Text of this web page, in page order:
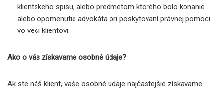
klientskeho spisu, alebo predmetom ktorého bolo konanie
alebo opomenutie advokáta pri poskytovaní právnej pomoci
vo veci klientovi.
Ako o vás získavame osobné údaje?
Ak ste náš klient, vaše osobné údaje najčastejšie získavame